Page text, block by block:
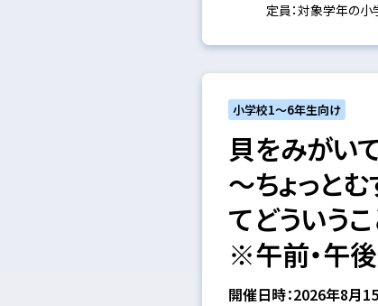
定員：対象学年の
小学校1～6年生向け
貝をみがい
～ちょっと
てどういう
※午前・午
開催日時：2026年8月